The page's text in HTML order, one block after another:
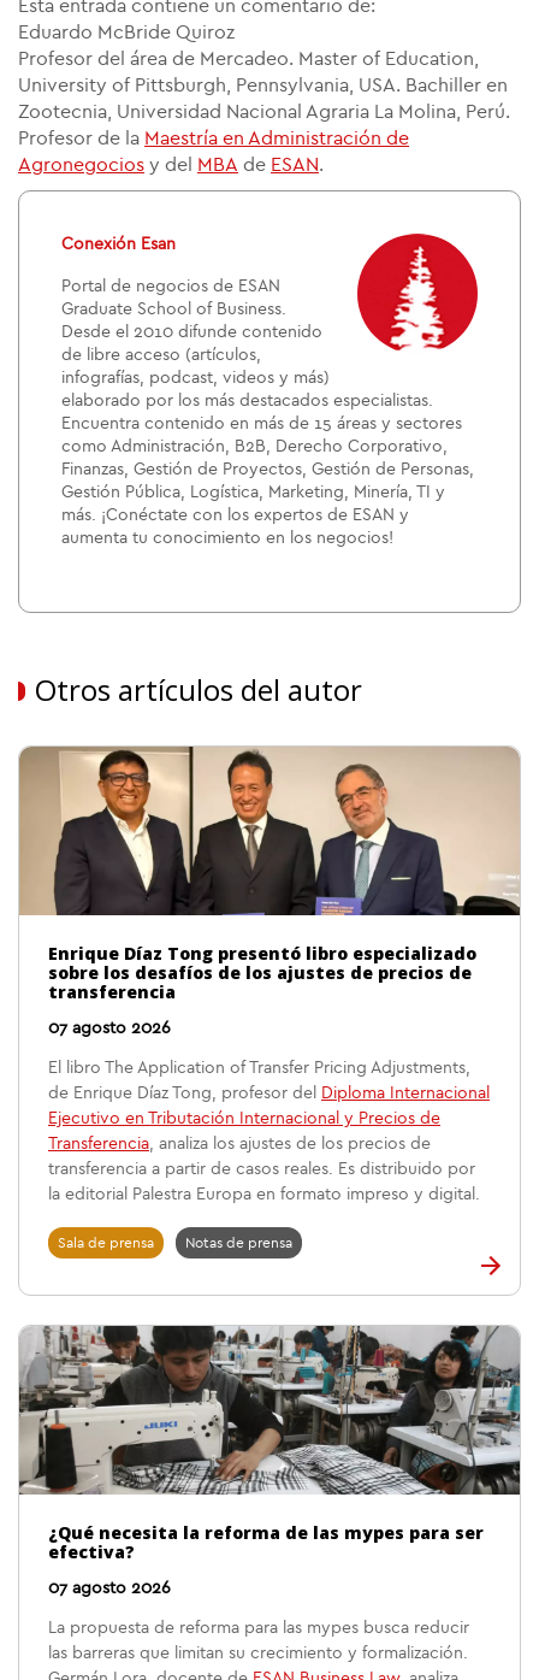
Esta entrada contiene un comentario de:
Eduardo McBride Quiroz
Profesor del área de Mercadeo. Master of Education,
University of Pittsburgh, Pennsylvania, USA. Bachiller en
Zootecnia, Universidad Nacional Agraria La Molina, Perú.
Profesor de la Maestría en Administración de
Agronegocios y del MBA de ESAN.
Conexión Esan
Portal de negocios de ESAN
Graduate School of Business.
Desde el 2010 difunde contenido
de libre acceso (artículos,
infografías, podcast, videos y más)
elaborado por los más destacados especialistas.
Encuentra contenido en más de 15 áreas y sectores
como Administración, B2B, Derecho Corporativo,
Finanzas, Gestión de Proyectos, Gestión de Personas,
Gestión Pública, Logística, Marketing, Minería, TI y
más. ¡Conéctate con los expertos de ESAN y
aumenta tu conocimiento en los negocios!
Otros artículos del autor
Enrique Díaz Tong presentó libro especializado
sobre los desafíos de los ajustes de precios de
transferencia
07 agosto 2026
El libro The Application of Transfer Pricing Adjustments,
de Enrique Díaz Tong, profesor del
Diploma Internacional
Ejecutivo en Tributación Internacional y Precios de
Transferencia, analiza los ajustes de los precios de
transferencia a partir de casos reales. Es distribuido por
la editorial Palestra Europa en formato impreso y digital.
Sala de prensa Notas de prensa
¿Qué necesita la reforma de las mypes para ser
efectiva?
07 agosto 2026
La propuesta de reforma para las mypes busca reducir
las barreras que limitan su crecimiento y formalización.